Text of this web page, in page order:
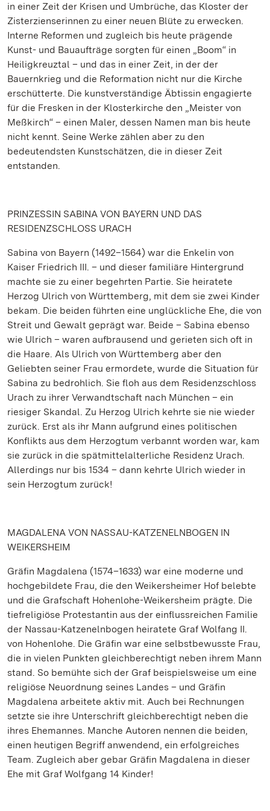
in einer Zeit der Krisen und Umbrüche, das Kloster der
Zisterzienserinnen zu einer neuen Blüte zu erwecken.
Interne Reformen und zugleich bis heute prägende
Kunst- und Bauaufträge sorgten für einen „Boom“ in
Heiligkreuztal – und das in einer Zeit, in der der
Bauernkrieg und die Reformation nicht nur die Kirche
erschütterte. Die kunstverständige Äbtissin engagierte
für die Fresken in der Klosterkirche den „Meister von
Meßkirch“ – einen Maler, dessen Namen man bis heute
nicht kennt. Seine Werke zählen aber zu den
bedeutendsten Kunstschätzen, die in dieser Zeit
entstanden.
PRINZESSIN SABINA VON BAYERN UND DAS
RESIDENZSCHLOSS URACH
Sabina von Bayern (1492–1564) war die Enkelin von
Kaiser Friedrich III. – und dieser familiäre Hintergrund
machte sie zu einer begehrten Partie. Sie heiratete
Herzog Ulrich von Württemberg, mit dem sie zwei Kinder
bekam. Die beiden führten eine unglückliche Ehe, die von
Streit und Gewalt geprägt war. Beide – Sabina ebenso
wie Ulrich – waren aufbrausend und gerieten sich oft in
die Haare. Als Ulrich von Württemberg aber den
Geliebten seiner Frau ermordete, wurde die Situation für
Sabina zu bedrohlich. Sie floh aus dem Residenzschloss
Urach zu ihrer Verwandtschaft nach München – ein
riesiger Skandal. Zu Herzog Ulrich kehrte sie nie wieder
zurück. Erst als ihr Mann aufgrund eines politischen
Konflikts aus dem Herzogtum verbannt worden war, kam
sie zurück in die spätmittelalterliche Residenz Urach.
Allerdings nur bis 1534 – dann kehrte Ulrich wieder in
sein Herzogtum zurück!
MAGDALENA VON NASSAU-KATZENELNBOGEN IN
WEIKERSHEIM
Gräfin Magdalena (1574–1633) war eine moderne und
hochgebildete Frau, die den Weikersheimer Hof belebte
und die Grafschaft Hohenlohe-Weikersheim prägte. Die
tiefreligiöse Protestantin aus der einflussreichen Familie
der Nassau-Katzenelnbogen heiratete Graf Wolfang II.
von Hohenlohe. Die Gräfin war eine selbstbewusste Frau,
die in vielen Punkten gleichberechtigt neben ihrem Mann
stand. So bemühte sich der Graf beispielsweise um eine
religiöse Neuordnung seines Landes – und Gräfin
Magdalena arbeitete aktiv mit. Auch bei Rechnungen
setzte sie ihre Unterschrift gleichberechtigt neben die
ihres Ehemannes. Manche Autoren nennen die beiden,
einen heutigen Begriff anwendend, ein erfolgreiches
Team. Zugleich aber gebar Gräfin Magdalena in dieser
Ehe mit Graf Wolfgang 14 Kinder!